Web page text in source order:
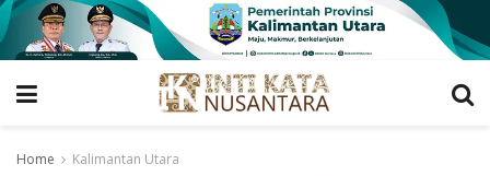
Home Kalimantan Utara